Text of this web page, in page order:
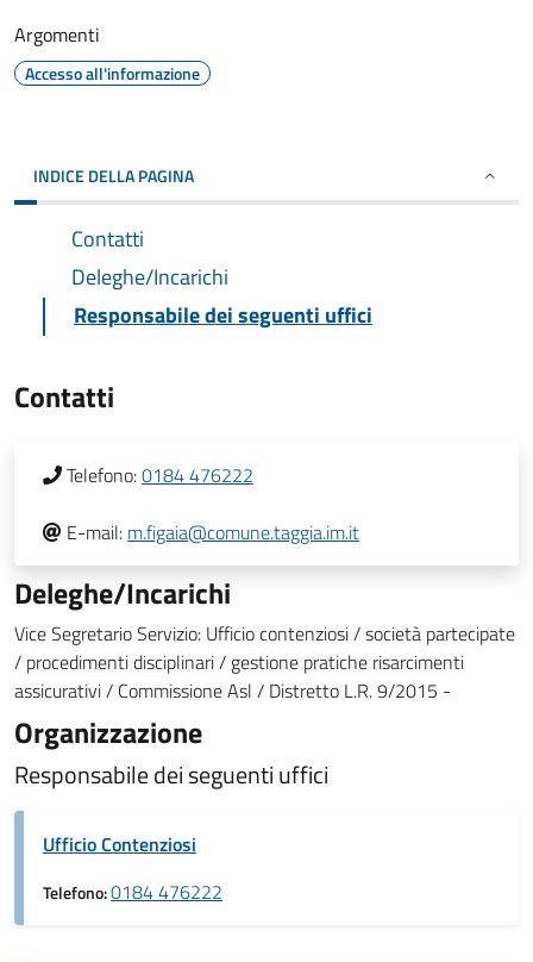
Argomenti
Accesso all'informazione
INDICE DELLA PAGINA
Contatti
Deleghe/Incarichi
Responsabile dei seguenti uffici
Contatti
Telefono:0184 476222
E-mail: m.figaia@comune.taggia.im.it
Deleghe/Incarichi
Vice Segretario Servizio: Ufficio contenziosi / società partecipate
/ procedimenti disciplinari / gestione pratiche risarcimenti
assicurativi / Commissione Asl / Distretto L.R. 9/2015 -
Organizzazione
Responsabile dei seguenti uffici
Ufficio Contenziosi
Telefono:0184 476222